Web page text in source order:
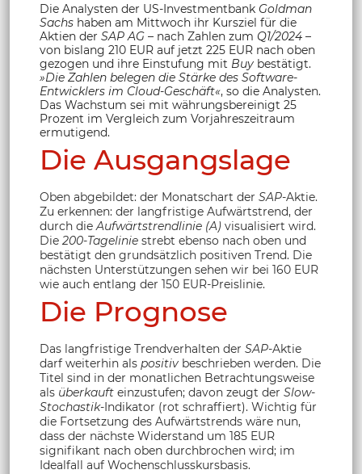
Die Analysten der US-Investmentbank Goldman
Sachs haben am Mittwoch ihr Kursziel für die
Aktien der SAP AG – nach Zahlen zum Q1/2024 –
von bislang 210 EUR auf jetzt 225 EUR nach oben
gezogen und ihre Einstufung mit Buy bestätigt.
»Die Zahlen belegen die Stärke des Software-
Entwicklers im Cloud-Geschäft«, so die Analysten.
Das Wachstum sei mit währungsbereinigt 25
Prozent im Vergleich zum Vorjahreszeitraum
ermutigend.
Die Ausgangslage
Oben abgebildet: der Monatschart der SAP-Aktie.
Zu erkennen: der langfristige Aufwärtstrend, der
durch dieAufwärtstrendlinie (A) visualisiert wird.
Die 200-Tagelinie strebt ebenso nach oben und
bestätigt den grundsätzlich positiven Trend. Die
nächsten Unterstützungen sehen wir bei 160 EUR
wie auch entlang der 150 EUR-Preislinie.
Die Prognose
Das langfristige Trendverhalten der SAP-Aktie
darf weiterhin als positiv beschrieben werden. Die
Titel sind in der monatlichen Betrachtungsweise
als überkauft einzustufen; davon zeugt der Slow-
Stochastik-Indikator (rot schraffiert). Wichtig für
die Fortsetzung des Aufwärtstrends wäre nun,
dass der nächste Widerstand um 185 EUR
signifikant nach oben durchbrochen wird; im
Idealfall auf Wochenschlusskursbasis.